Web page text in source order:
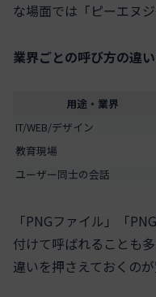
な場面では「ピーエヌ
業界ごとの呼び方の違
用途・業界
IT/WEB/デザイン
教育現場
ユーザー同士の会話
「PNGファイル」「
付けて呼ばれることも
違いを押さえておくのが